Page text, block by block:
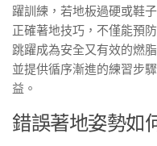
躍訓練，若地板過硬或鞋
正確著地技巧，不僅能預
跳躍成為安全又有效的燃
並提供循序漸進的練習步
益。
錯誤著地姿勢如